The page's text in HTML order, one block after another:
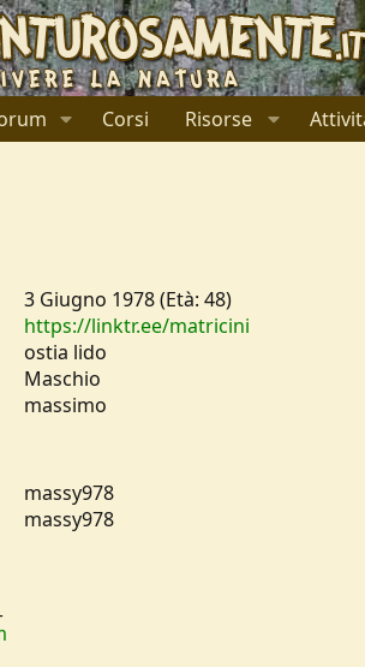
Corsi Risorse
3 Giugno 1978 (Età: 48)
https://linktr.ee/matricini
ostia lido
Maschio
massimo
massy978
massy978